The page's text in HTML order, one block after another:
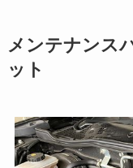
メンテナンス
ット